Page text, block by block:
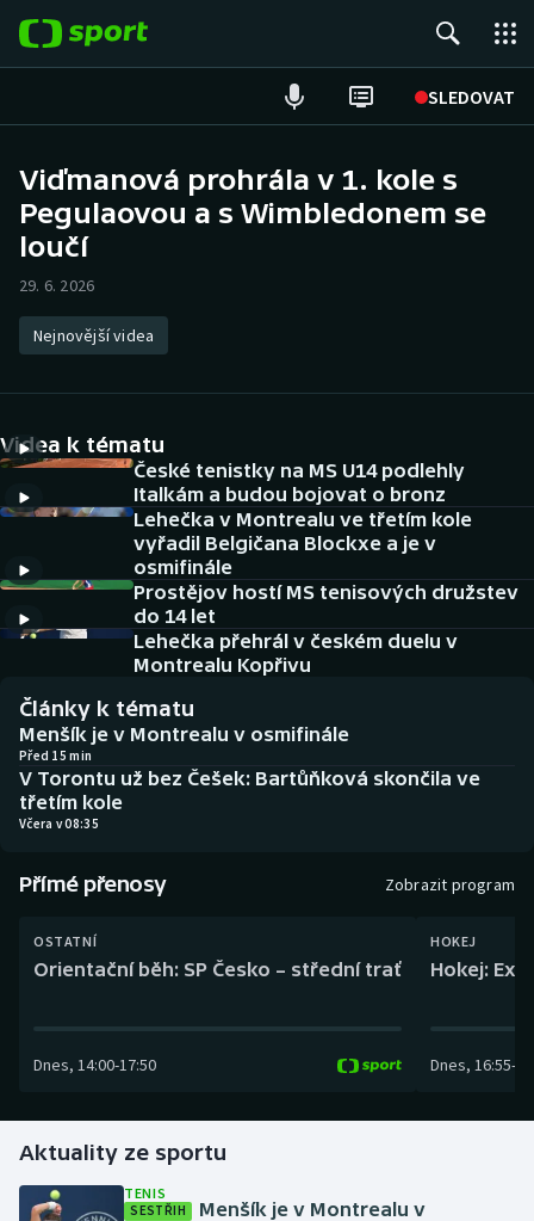
SLEDOVAT
Hokej
Atletika
DALŠÍ SPORTY
Americký fotbal
Baseball a softbal
Boby a skeleton
Box
Dostihy
Florbal
Golf
Gymnastika
Házená
NEPŘEHLÉDNĚTE
Historické návraty
Aplikace ČT sport
AZ kvíz
Viďmanová prohrála v 1. kole s
Pegulaovou a s Wimbledonem se
loučí
29. 6. 2026
Nejnovější videa
Videa k tématu
České tenistky na MS U14 podlehly
Italkám a budou bojovat o bronz
Lehečka v Montrealu ve třetím kole
vyřadil Belgičana Blockxe a je v
osmifinále
Prostějov hostí MS tenisových družstev
do 14 let
Lehečka přehrál v českém duelu v
Montrealu Kopřivu
Články k tématu
Menšík je v Montrealu v osmifinále
Před 15 min
V Torontu už bez Češek: Bartůňková skončila ve
třetím kole
Včera v 08:35
Přímé přenosy Zobrazit program
OSTATNÍ
Orientační běh: SP Česko – střední trať
Dnes, 14:00-17:50
HOKEJ
Hokej:
Dnes, 16:55-
Aktuality ze sportu
TENIS
SESTŘIH
Menšík je v Montrealu v